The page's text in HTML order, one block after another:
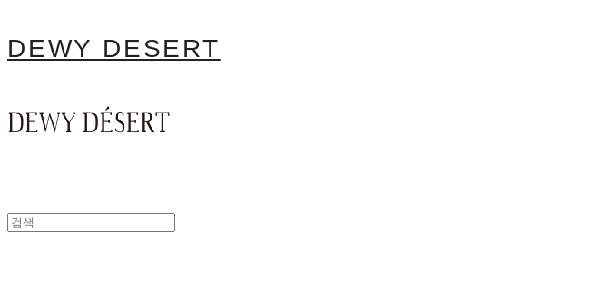
DEWY DESERT